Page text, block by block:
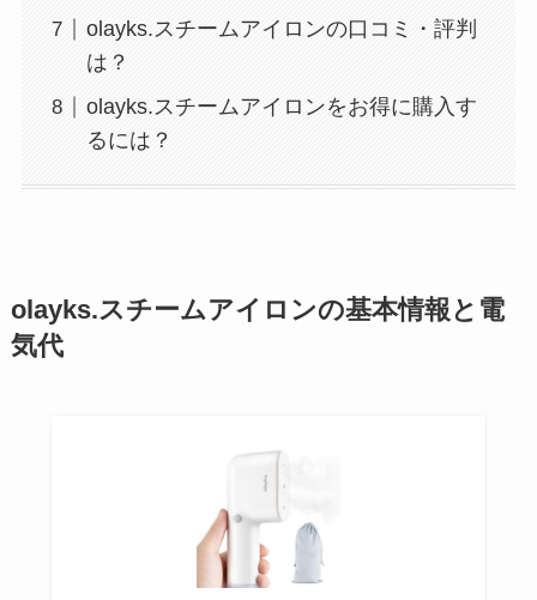
olayks.スチームアイロンの口コミ・評判
は？
olayks.スチームアイロンをお得に購入す
るには？
olayks.スチームアイロンの基本情報と電
気代